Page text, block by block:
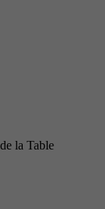
la Table